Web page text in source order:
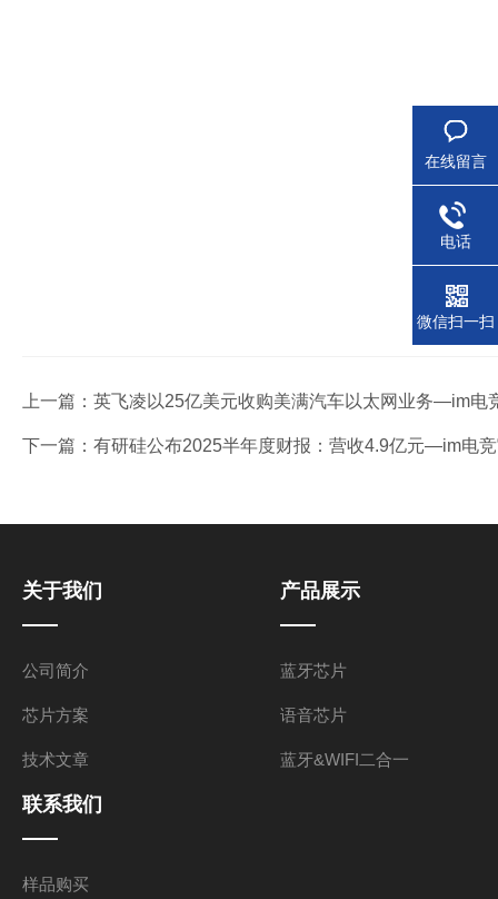
上一篇： 英飞凌以25亿美元收购美满汽车以太网业务—im电
下一篇： 有研硅公布2025半年度财报：营收4.9亿元—im电
关于我们
公司简介
芯片方案
技术文章
产品展示
蓝牙芯片
语音芯片
蓝牙&WIFI二合一
联系我们
样品购买
在线留言
电话
微信扫一扫